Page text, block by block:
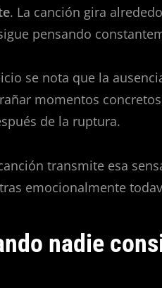
. La canción gira
pensando
se nota que la
momentos
de la ruptura.
transmite esa
emocionalmente
nadie